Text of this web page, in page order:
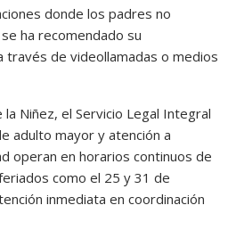
donde los padres no
ha recomendado su
través de videollamadas o medios
Niñez, el Servicio Legal Integral
adulto mayor y atención a
operan en horarios continuos de
como el 25 y 31 de
inmediata en coordinación